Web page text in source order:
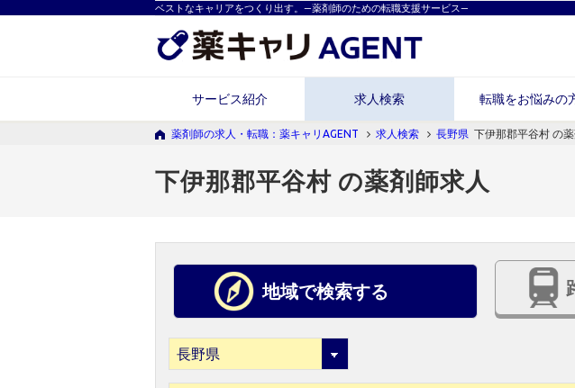
ベストなキャリアをつくり出す。―薬剤師のための転職支援サービス―
サービス紹介 求人検索 転職をお悩みの
薬剤師の求人・転職：薬キャリAGENT 求人検索 長野県 下伊那郡平谷村 の薬
下伊那郡平谷村 の薬剤師求人
地域で検索する